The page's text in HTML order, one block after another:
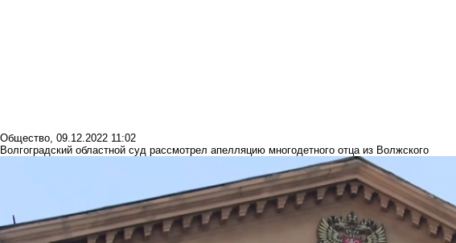
Общество, 09.12.2022 11:02
Волгоградский областной суд рассмотрел апелляцию многодетного отца из Волжского